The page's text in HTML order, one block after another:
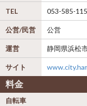
TEL 053-585-
公営/民営 公営
運営 静岡県浜松
サイト
料金
自転車